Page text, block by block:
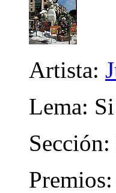
Artista:
Lema:
Sección: